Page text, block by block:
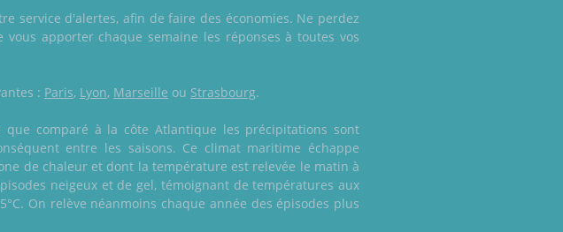
service d'alertes, afin de faire des économies. Ne perdez
apporter chaque semaine les réponses à toutes vos
: Paris, Lyon, Marseille ou Strasbourg.
que comparé à la côte Atlantique les précipitations sont
entre les saisons. Ce climat maritime échappe
de chaleur et dont la température est relevée le matin à
neigeux et de gel, témoignant de températures aux
On relève néanmoins chaque année des épisodes plus